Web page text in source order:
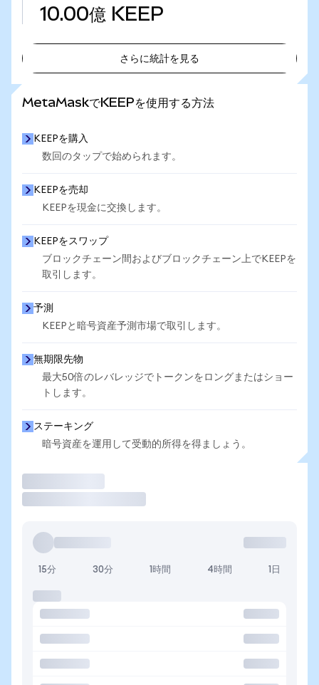
10.00億 KEEP
さらに統計を見る
MetaMaskでKEEPを使用する方法
KEEPを購入
数回のタップで始められます。
KEEPを売却
KEEPを現金に交換します。
KEEPをスワップ
ブロックチェーン間およびブロックチェーン上でKEEPを
取引します。
予測
KEEPと暗号資産予測市場で取引します。
無期限先物
最大50倍のレバレッジでトークンをロングまたはショー
トします。
ステーキング
暗号資産を運用して受動的所得を得ましょう。
15分 30分 1時間 4時間 1日